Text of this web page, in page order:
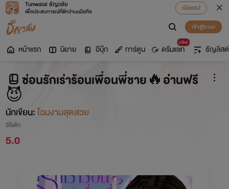
Tunwalai ธัญวลัย
เพื่อประสบการณ์ที่ดีกว่าบนมือถือ
เปิดแอป
เข้าสู่ระบบ
หน้าแรก นิยาย อีบุ๊ก การ์ตูน
มาใหม่
ดรีมแชท ธัญลิสต์
ซ่อนรักเร่าร้อนเพื่อนพี่ชาย🔥อ่านฟรี
😈
นักเขียน:โฉมงามสุดสวย
อีโรติก
5.0